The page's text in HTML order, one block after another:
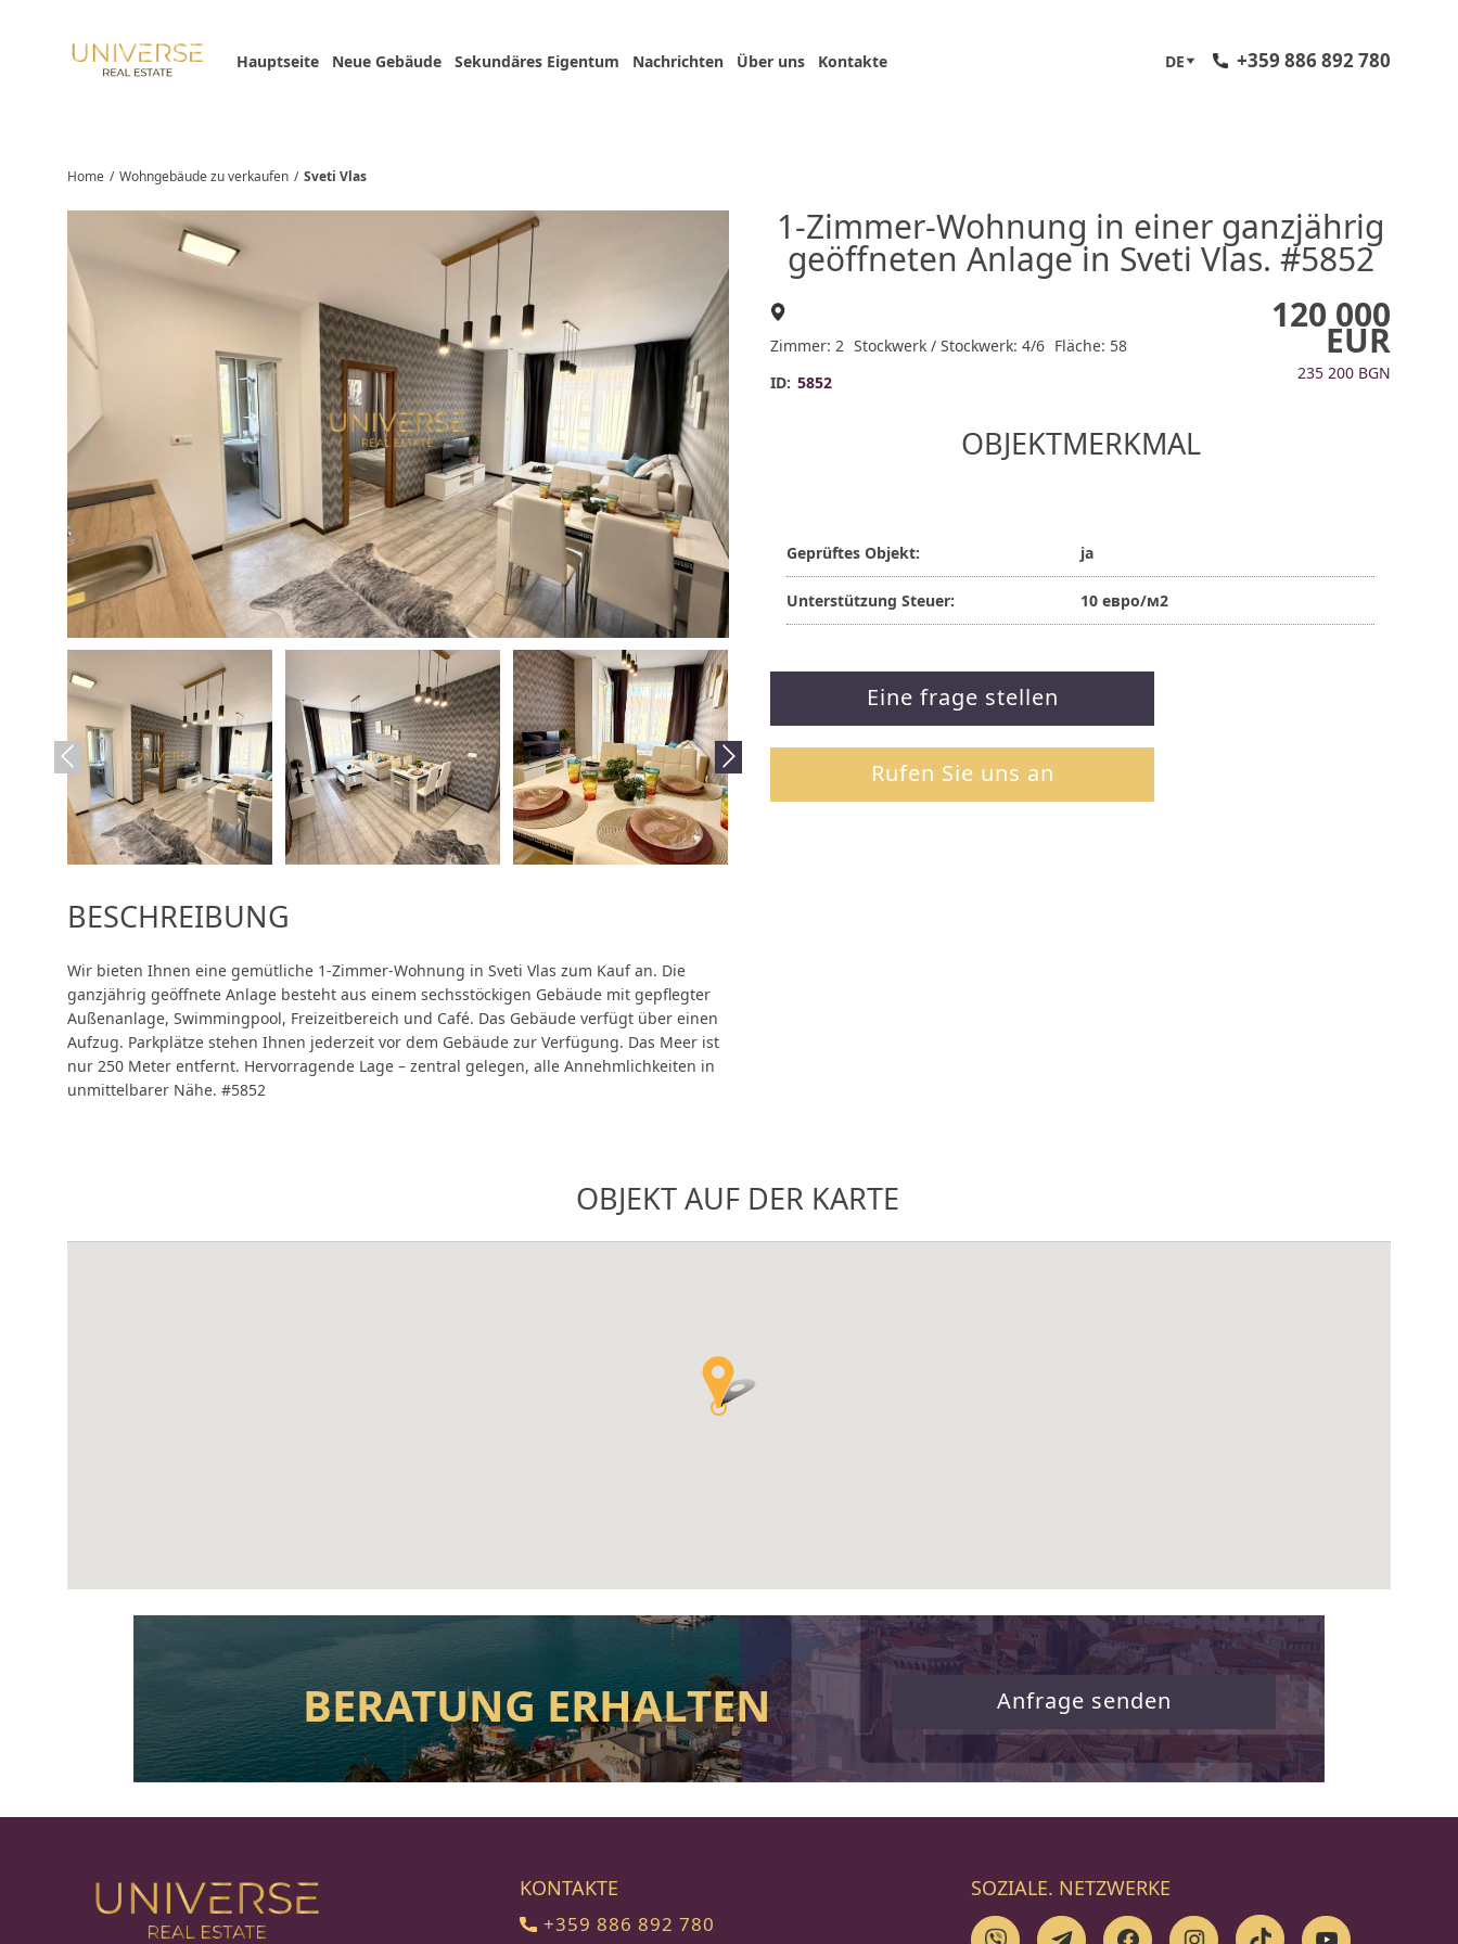
Hauptseite Neue Gebäude Sekundäres Eigentum Nachrichten Über uns Kontakte DE +359 886 892 780
Home / Wohngebäude zu verkaufen / Sveti Vlas
BESCHREIBUNG
Wir bieten Ihnen eine gemütliche 1-Zimmer-Wohnung in Sveti Vlas zum Kauf an. Die
ganzjährig geöffnete Anlage besteht aus einem sechsstöckigen Gebäude mit gepflegter
Außenanlage, Swimmingpool, Freizeitbereich und Café. Das Gebäude verfügt über einen
Aufzug. Parkplätze stehen Ihnen jederzeit vor dem Gebäude zur Verfügung. Das Meer ist
nur 250 Meter entfernt. Hervorragende Lage – zentral gelegen, alle Annehmlichkeiten in
unmittelbarer Nähe. #5852
1-Zimmer-Wohnung in einer ganzjährig
geöffneten Anlage in Sveti Vlas. #5852
Zimmer: 2 Stockwerk / Stockwerk: 4/6 Fläche: 58
ID: 5852
120 000
EUR
235 200 BGN
OBJEKTMERKMAL
Geprüftes Objekt: ja
Unterstützung Steuer: 10 евро/м2
Eine frage stellen
Rufen Sie uns an
OBJEKT AUF DER KARTE
BERATUNG ERHALTEN Anfrage senden
KONTAKTE
+359 886 892 780
SOZIALE. NETZWERKE